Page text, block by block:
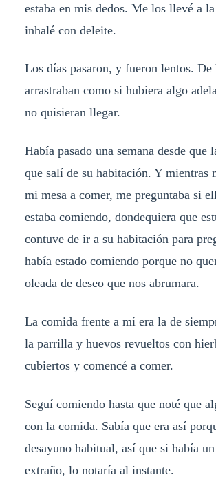
estaba en mis dedos. Me los llevé a
inhalé con deleite.
Los días pasaron, y fueron lentos. De
arrastraban como si hubiera algo
no quisieran llegar.
Había pasado una semana desde que
que salí de su habitación. Y mientras
mi mesa a comer, me preguntaba si
estaba comiendo, dondequiera que
contuve de ir a su habitación para
había estado comiendo porque no
oleada de deseo que nos abrumara.
La comida frente a mí era la de
la parrilla y huevos revueltos con
cubiertos y comencé a comer.
Seguí comiendo hasta que noté que
con la comida. Sabía que era así
desayuno habitual, así que si había
extraño, lo notaría al instante.